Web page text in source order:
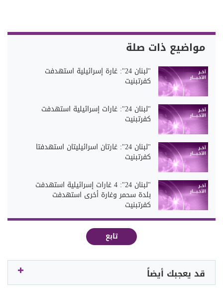
مواضيع ذات صلة
"لبنان 24": غارة إسرائيلية استهدفت
كفرتبنيت
"لبنان 24": غارات إسرائيلية استهدفت
كفرتبنيت
"لبنان 24": غارتان اسرائيليتان استهدفتا
كفرتبنيت
"لبنان 24": 4 غارات إسرائيلية استهدفت
بلدة سحمر وغارة أخرى استهدفت
كفرتبنيت
تابع
قد يعجبك أيضاً